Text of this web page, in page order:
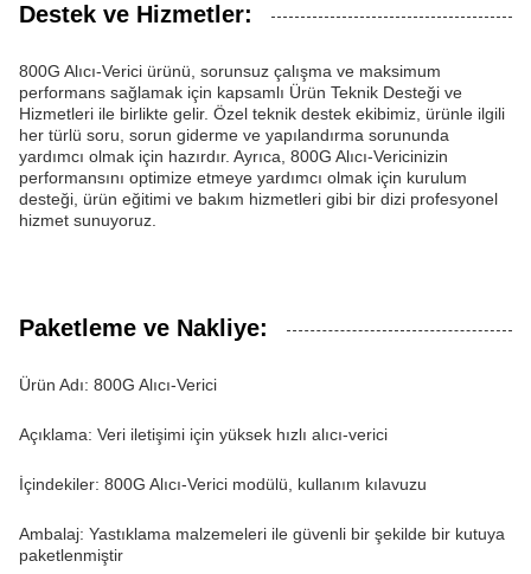
Destek ve Hizmetler:
800G Alıcı-Verici ürünü, sorunsuz çalışma ve maksimum
performans sağlamak için kapsamlı Ürün Teknik Desteği ve
Hizmetleri ile birlikte gelir. Özel teknik destek ekibimiz, ürünle ilgili
her türlü soru, sorun giderme ve yapılandırma sorununda
yardımcı olmak için hazırdır. Ayrıca, 800G Alıcı-Vericinizin
performansını optimize etmeye yardımcı olmak için kurulum
desteği, ürün eğitimi ve bakım hizmetleri gibi bir dizi profesyonel
hizmet sunuyoruz.
Paketleme ve Nakliye:
Ürün Adı: 800G Alıcı-Verici
Açıklama: Veri iletişimi için yüksek hızlı alıcı-verici
İçindekiler: 800G Alıcı-Verici modülü, kullanım kılavuzu
Ambalaj: Yastıklama malzemeleri ile güvenli bir şekilde bir kutuya
paketlenmiştir